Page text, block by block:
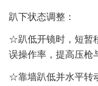
趴下状态调整：
☆趴低开镜时，短暂
误操作率，提高压枪
☆靠墙趴低并水平转